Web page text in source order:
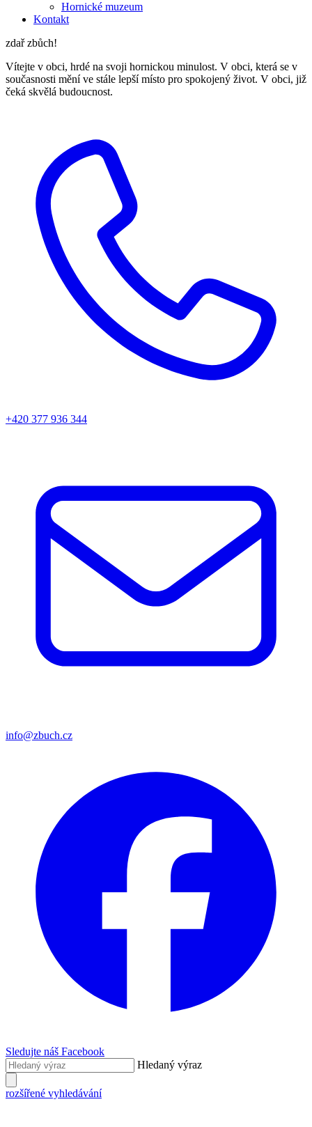
Hornické muzeum
Kontakt
zdař zbůch!
Vítejte v obci, hrdé na svoji hornickou minulost. V obci, která se v
současnosti mění ve stále lepší místo pro spokojený život. V obci, již
čeká skvělá budoucnost.
+420 377 936 344
info@zbuch.cz
Sledujte náš Facebook
Hledaný výraz
rozšířené vyhledávání